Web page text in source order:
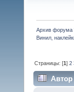
Архив форума
Винил,
Страницы: [1]2
Автор